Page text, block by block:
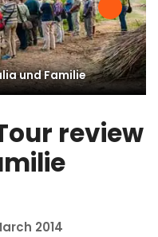
und Familie
review
2014